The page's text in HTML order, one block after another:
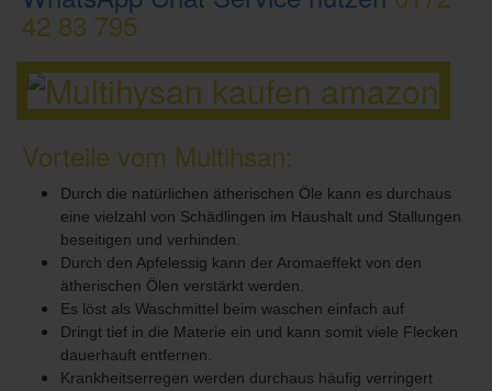
42 83 795
Vorteile vom Multihsan:
Durch die natürlichen ätherischen Öle kann es durchaus
eine vielzahl von Schädlingen im Haushalt und Stallungen
beseitigen und verhinden.
Durch den Apfelessig kann der Aromaeffekt von den
ätherischen Ölen verstärkt werden.
Es löst als Waschmittel beim waschen einfach auf
Dringt tief in die Materie ein und kann somit viele Flecken
dauerhauft entfernen.
Krankheitserregen werden durchaus häufig verringert